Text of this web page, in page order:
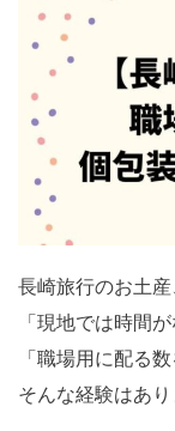
長崎旅行のお土産
「現地では時間
「職場用に配る
そんな経験はあり